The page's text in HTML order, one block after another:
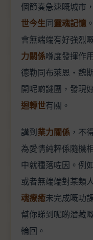
個節奏急速嘅城市
世今生同靈魂記憶
會無端端有好強烈
力關係喺度發揮作
德勒同布萊恩‧魏
開呢啲謎團，發現
迴轉世有關。
講到業力關係 ，不
為愛情純粹係隨機
中就種落咗因。例
或者無端端對某類
魂療癒未完成嘅功
幫你睇到呢啲潛藏
輪回。